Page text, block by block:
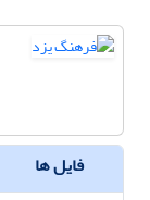
فایل ها